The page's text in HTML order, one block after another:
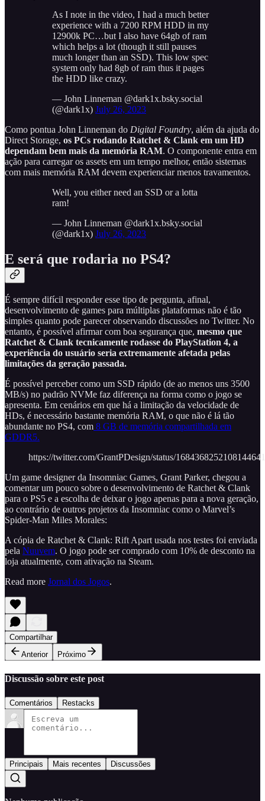
As I note in the video, I had a much better
experience with a 7200 RPM HDD in my
12900k PC…but I also have 64gb of ram
which helps a lot (though it still pauses
much longer than an SSD). This low spec
system only had 8gb of ram thus it pages
the HDD like crazy.
— John Linneman @dark1x.bsky.social
(@dark1x) July 26, 2023
Como pontua John Linneman do Digital Foundry, além da ajuda do
Direct Storage, os PCs rodando Ratchet & Clank em um HD
dependam bem mais da memória RAM. O componente entra em
ação para carregar os assets em um tempo melhor, então sistemas
com mais memória RAM devem experienciar menos travamentos.
Well, you either need an SSD or a lotta
ram!
— John Linneman @dark1x.bsky.social
(@dark1x) July 26, 2023
E será que rodaria no PS4?
É sempre difícil responder esse tipo de pergunta, afinal,
desenvolvimento de games para múltiplas plataformas não é tão
simples quanto pode parecer observando discussões no Twitter. No
entanto, é possível afirmar com boa segurança que, mesmo que
Ratchet & Clank tecnicamente rodasse do PlayStation 4, a
experiência do usuário seria extremamente afetada pelas
limitações da geração passada.
É possível perceber como um SSD rápido (de ao menos uns 3500
MB/s) no padrão NVMe faz diferença na forma como o jogo se
apresenta. Em cenários em que há a limitação da velocidade de
HDs, é necessário bastante memória RAM, o que não é lá tão
abundante no PS4, com 8 GB de memória compartilhada em
GDDR5.
https://twitter.com/GrantPDesign/status/1684368252108144641
Um game designer da Insomniac Games, Grant Parker, chegou a
comentar um pouco sobre o desenvolvimento de Ratchet & Clank
para o PS5 e a escolha de deixar o jogo apenas para a nova geração,
ao contrário de outros projetos da Insomniac como o Marvel’s
Spider-Man Miles Morales:
A cópia de Ratchet & Clank: Rift Apart usada nos testes foi enviada
pela Nuuvem. O jogo pode ser comprado com 10% de desconto na
loja atualmente, com ativação na Steam.
Read more Jornal dos Jogos.
Compartilhar
Anterior
Próximo
Discussão sobre este post
Comentários Restacks
Principais Mais recentes Discussões